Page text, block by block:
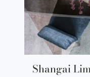
Shangai